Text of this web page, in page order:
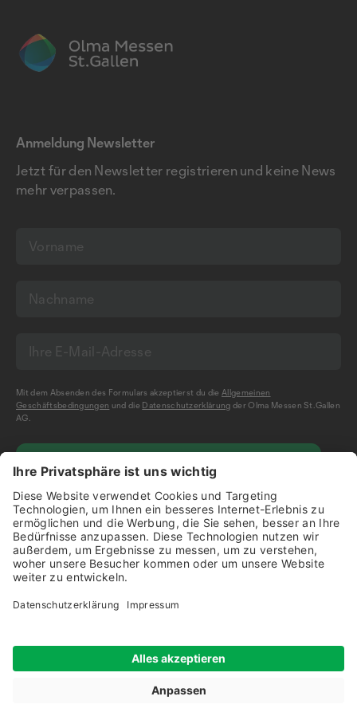
Anmeldung Newsletter
Jetzt für den Newsletter registrieren und keine News
mehr verpassen.
Mit dem Absenden des Formulars akzeptierst du dieAllgemeinen
Geschäftsbedingungen und die Datenschutzerklärung der Olma Messen St.Gallen
AG.
Impressum Disclaimer Datenschutz